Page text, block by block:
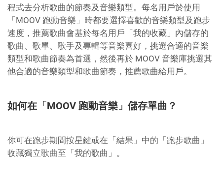
程式去分析歌曲的節奏及音樂類型。每名用戶於使用
「MOOV 跑動音樂」時都要選擇喜歡的音樂類型及跑步
速度，推薦歌曲會基於每名用戶「我的收藏」內儲存的
歌曲、歌單、歌手及專輯等音樂喜好，挑選合適的音樂
類型和歌曲節奏為首選，然後再於 MOOV 音樂庫挑選其
他合適的音樂類型和歌曲節奏，推薦歌曲給用戶。
如何在「MOOV 跑動音樂」儲存單曲？
你可在跑步期間按星鍵或在「結果」中的「跑步歌曲」
收藏獨立歌曲至「我的歌曲」。